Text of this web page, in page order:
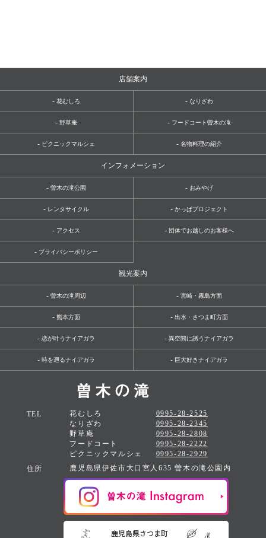
店舗案内
-花むしろ -なりざわ
-野草庵 - フードコート曽木の滝
- ピクニックマルシェ -名物料理の紹介
インフォメーション
-曽木の滝公園 - おみやげ
- レンタサイクル -かっぱプロジェクト
- アクセス - 団体でお越しのお客様へ
- プライバシーポリシー
観光案内
-曽木の滝周辺 -宮崎・霧島方面
-熊本方面 -出水・さつま町方面
-恋が叶うナイアガラ -異空間に誘うナイアガラ
-時を遡るナイアガラ - 巨大好きナイアガラ
TEL 花むしろ
0995-28-2525
なりざわ
0995-28-2345
野草庵
0995-28-2808
フードコート
0995-28-2222
ピクニックマルシェ
0995-28-2929
住所
鹿児島県伊佐市大口宮人635 曽木の滝公園内